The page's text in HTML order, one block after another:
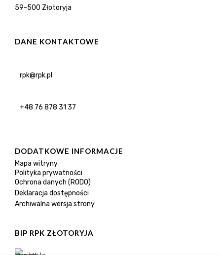
59-500 Złotoryja
DANE KONTAKTOWE
rpk@rpk.pl
+48 76 878 31 37
DODATKOWE INFORMACJE
Mapa witryny
Polityka prywatności
Ochrona danych (RODO)
Deklaracja dostępności
Archiwalna wersja strony
BIP RPK ZŁOTORYJA